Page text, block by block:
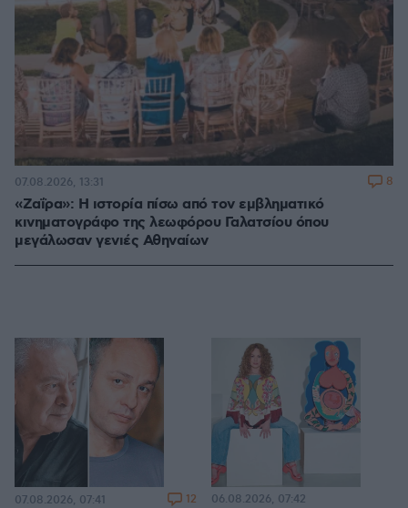
«Ζαΐρα»: Η ιστορία πίσω από τον εμβληματικό
κινηματογράφο της λεωφόρου Γαλατσίου όπου
μεγάλωσαν γενιές Αθηναίων
07.08.2026, 13:31 8
07.08.2026, 07:41 12 06.08.2026, 07:42